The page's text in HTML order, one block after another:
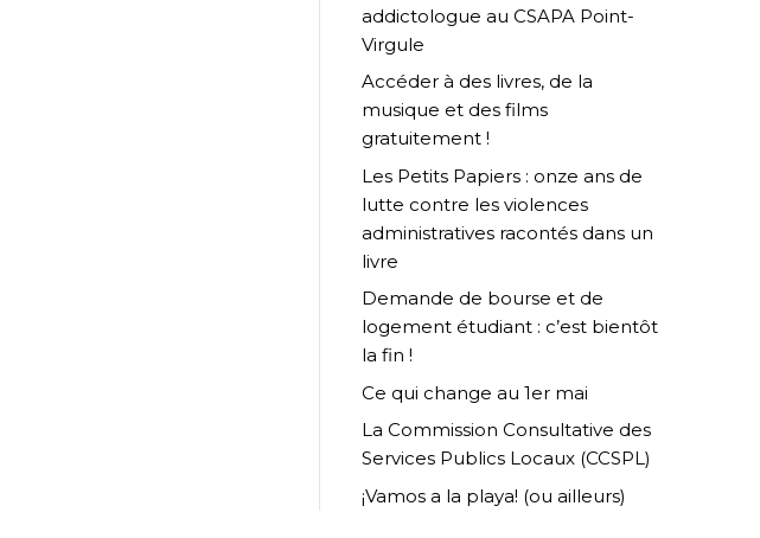
addictologue au CSAPA Point-
Virgule
Accéder à des livres, de la
musique et des films
gratuitement !
Les Petits Papiers : onze ans de
lutte contre les violences
administratives racontés dans un
livre
Demande de bourse et de
logement étudiant : c’est bientôt
la fin !
Ce qui change au 1er mai
La Commission Consultative des
Services Publics Locaux (CCSPL)
¡Vamos a la playa! (ou ailleurs)